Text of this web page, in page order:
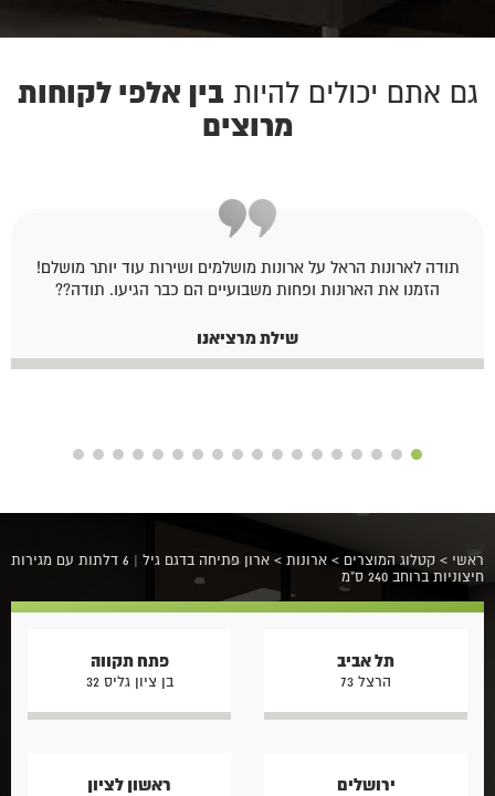
גם אתם יכולים להיות בין אלפי לקוחות
מרוצים
תודה לארונות הראל על ארונות מושלמים ושירות עוד יותר מושלם!
הזמנו את הארונות ופחות משבועיים הם כבר הגיעו. תודה??
שילת מרציאנו
ראשי > קטלוג המוצרים > ארונות >
ארון פתיחה בדגם גיל | 6 דלתות עם מגירות
חיצוניות ברוחב 240 ס"מ
תל אביב
הרצל 73
פתח תקווה
בן ציון גליס 32
ירושלים ראשון לציון